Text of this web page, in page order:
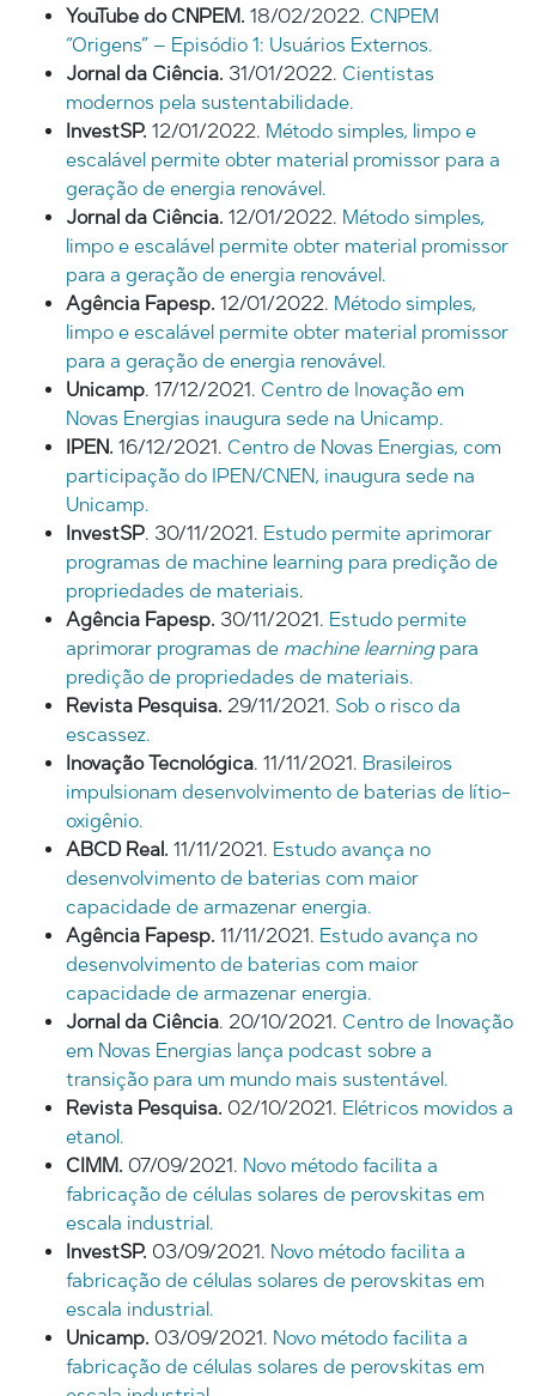
YouTube do CNPEM. 18/02/2022. CNPEM
“Origens” – Episódio 1: Usuários Externos.
Jornal da Ciência. 31/01/2022. Cientistas
modernos pela sustentabilidade.
InvestSP. 12/01/2022. Método simples, limpo e
escalável permite obter material promissor para a
geração de energia renovável.
Jornal da Ciência. 12/01/2022. Método simples,
limpo e escalável permite obter material promissor
para a geração de energia renovável.
Agência Fapesp. 12/01/2022. Método simples,
limpo e escalável permite obter material promissor
para a geração de energia renovável.
Unicamp. 17/12/2021. Centro de Inovação em
Novas Energias inaugura sede na Unicamp.
IPEN. 16/12/2021. Centro de Novas Energias, com
participação do IPEN/CNEN, inaugura sede na
Unicamp.
InvestSP. 30/11/2021. Estudo permite aprimorar
programas de machine learning para predição de
propriedades de materiais.
Agência Fapesp. 30/11/2021. Estudo permite
aprimorar programas de machine learningpara
predição de propriedades de materiais.
Revista Pesquisa. 29/11/2021. Sob o risco da
escassez.
Inovação Tecnológica. 11/11/2021. Brasileiros
impulsionam desenvolvimento de baterias de lítio-
oxigênio.
ABCD Real. 11/11/2021. Estudo avança no
desenvolvimento de baterias com maior
capacidade de armazenar energia.
Agência Fapesp. 11/11/2021. Estudo avança no
desenvolvimento de baterias com maior
capacidade de armazenar energia.
Jornal da Ciência. 20/10/2021. Centro de Inovação
em Novas Energias lança podcast sobre a
transição para um mundo mais sustentável.
Revista Pesquisa. 02/10/2021. Elétricos movidos a
etanol.
CIMM. 07/09/2021. Novo método facilita a
fabricação de células solares de perovskitas em
escala industrial.
InvestSP. 03/09/2021. Novo método facilita a
fabricação de células solares de perovskitas em
escala industrial.
Unicamp. 03/09/2021. Novo método facilita a
fabricação de células solares de perovskitas em